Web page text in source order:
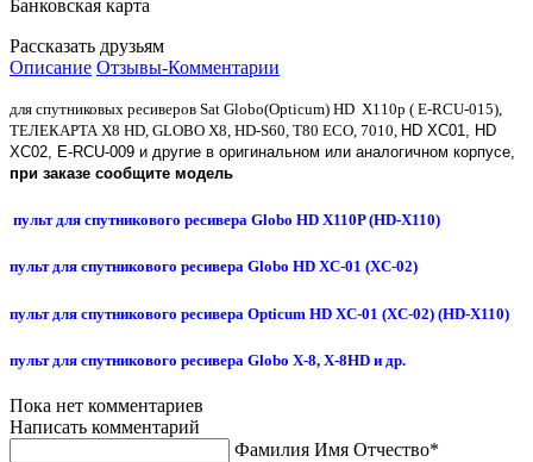
Банковская карта
Рассказать друзьям
Описание Отзывы-Комментарии
для спутниковых ресиверов Sat Globo(Opticum) HD X110p ( E-RCU-015)
ТЕЛЕКАРТА X8 HD, GLOBO X8, HD-S60, T80 ECO, 7010, HD XC01, HD
XC02, E-RCU-009 и другие в оригинальном или аналогичном корпусе,
при заказе сообщите модель
пульт для спутникового ресивера Globo HD X110P (HD-X110)
пульт для спутникового ресивера Globo HD XC-01 (XC-02)
пульт для спутникового ресивера Opticum HD XC-01 (XC-02) (HD-X110)
пульт для спутникового ресивера Globo X-8, X-8HD и др.
Пока нет комментариев
Написать комментарий
Фамилия Имя Отчество*